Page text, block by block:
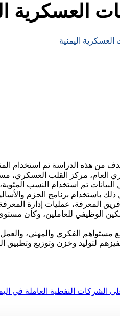
العسكرية
اليمنية
من هذه الدراسة تم استخدام
ولتحليل البيانات تم استخدام
المعرفة، عمليات إدارة
الوظيفي للعاملين، وكان
مستواهم الفكري والمهني،
وتحفيزهم لتوليد وخزن وتوزيع
الشركات النفطية العاملة في